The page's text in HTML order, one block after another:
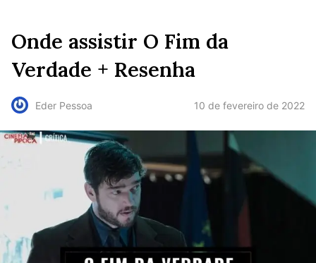
Onde assistir O Fim da
Verdade + Resenha
Eder Pessoa 10 de fevereiro de 2022